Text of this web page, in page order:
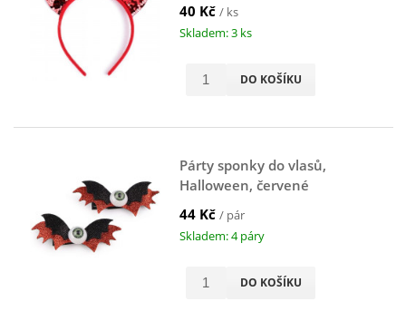
40 Kč / ks
Skladem: 3 ks
DO KOŠÍKU
Párty sponky do vlasů,
Halloween, červené
44 Kč / pár
Skladem: 4 páry
DO KOŠÍKU